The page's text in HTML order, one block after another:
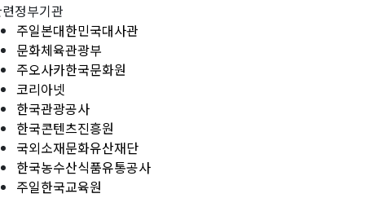
정부기관
주일본대한민국대사관
문화체육관광부
주오사카한국문화원
코리아넷
한국관광공사
한국콘텐츠진흥원
국외소재문화유산재단
한국농수산식품유통공사
주일한국교육원